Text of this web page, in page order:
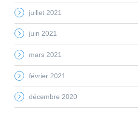
juillet 2021
juin 2021
mars 2021
février 2021
décembre 2020